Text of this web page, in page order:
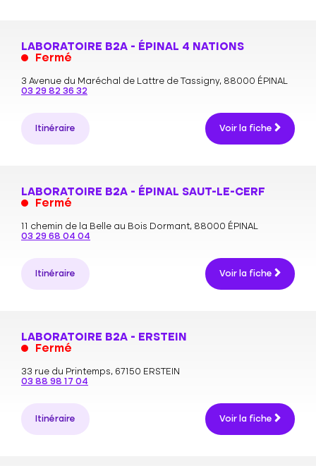
LABORATOIRE B2A - ÉPINAL 4 NATIONS
Fermé
3 Avenue du Maréchal de Lattre de Tassigny, 88000 ÉPINAL
03 29 82 36 32
Itinéraire Voir la fiche
LABORATOIRE B2A - ÉPINAL SAUT-LE-CERF
Fermé
11 chemin de la Belle au Bois Dormant, 88000 ÉPINAL
03 29 68 04 04
Itinéraire Voir la fiche
LABORATOIRE B2A - ERSTEIN
Fermé
33 rue du Printemps, 67150 ERSTEIN
03 88 98 17 04
Itinéraire Voir la fiche